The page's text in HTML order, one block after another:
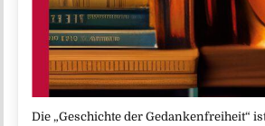
Die „Geschichte der Gedankenfreiheit“